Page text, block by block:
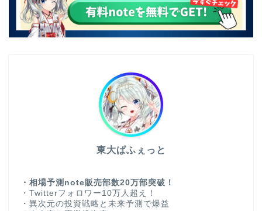
東大ぱふぇっと
・相場予測note販売部数20万部突破！
・Twitterフォロワー10万人超え！
・異次元の投資戦略と未来予測で爆益